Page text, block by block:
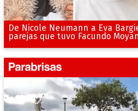
De Nicole Neumann a Eva
parejas que tuvo Facundo